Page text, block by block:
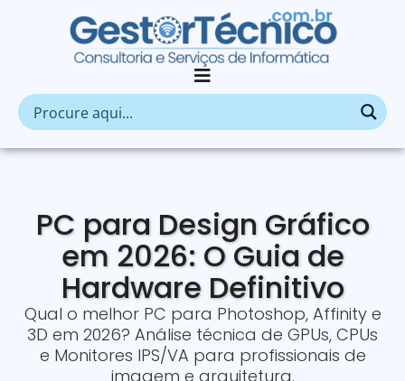
PC para Design Gráfico
em 2026: O Guia de
Hardware Definitivo
Qual o melhor PC para Photoshop, Affinity e
3D em 2026? Análise técnica de GPUs, CPUs
e Monitores IPS/VA para profissionais de
imagem e arquitetura.